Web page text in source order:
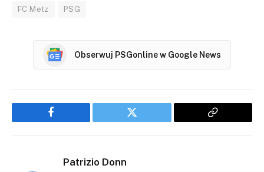
FC Metz PSG
Obserwuj PSGonline w Google News
Facebook Twitter
Copy
Patrizio Donn